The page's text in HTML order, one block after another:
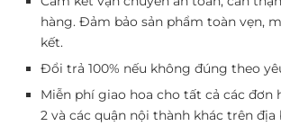
hàng. Đảm bảo sản phẩm toàn vẹn,
kết.
Đổi trả 100% nếu không đúng theo
Miễn phí giao hoa cho tất cả các đơn
2 và các quận nội thành khác trên địa